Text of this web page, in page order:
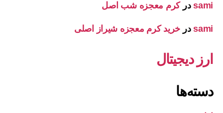
samiدرکرم معجزه شب اصل
samiدر خرید کرم معجزه شیراز اصلی
ارز دیجیتال
دسته‌ها